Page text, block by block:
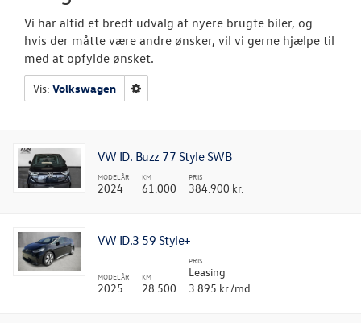
Vi har altid et bredt udvalg af nyere brugte biler, og
hvis der måtte være andre ønsker, vil vi gerne hjælpe til
med at opfylde ønsket.
Vis: Volkswagen
VW ID. Buzz 77 Style SWB
MODELÅR
2024
KM
61.000
PRIS
384.900 kr.
VW ID.3 59 Style+
MODELÅR
2025
KM
28.500
PRIS
Leasing
3.895 kr./md.